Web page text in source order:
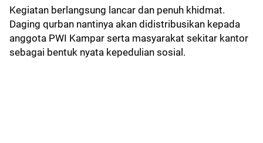
Kegiatan berlangsung lancar dan penuh khidmat.
Daging qurban nantinya akan didistribusikan kepada
anggota PWI Kampar serta masyarakat sekitar kantor
sebagai bentuk nyata kepedulian sosial.